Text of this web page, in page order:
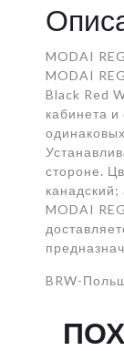
MODAI
MODAI
Black Red
кабинета
стороне.
MODAI
BRW-